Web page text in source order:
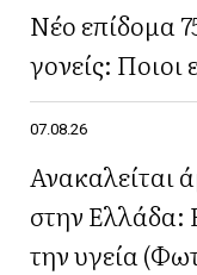
Νέο επίδομα
γονείς: Ποιοι
07.08.26
Ανακαλείται
στην Ελλάδα:
την υγεία